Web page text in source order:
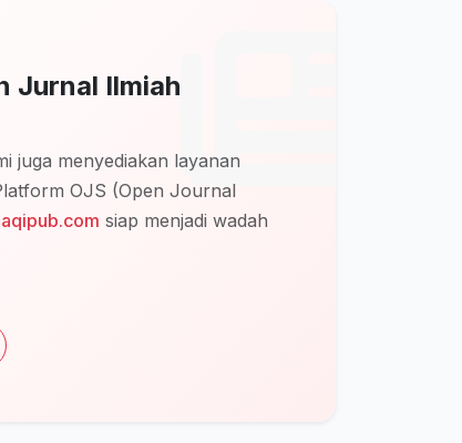
Jurnal Ilmiah
juga menyediakan layanan
OJS (Open Journal
siap menjadi wadah